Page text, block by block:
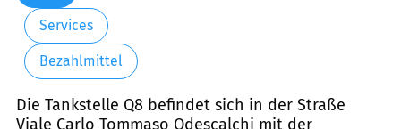
Services
Bezahlmittel
Die Tankstelle Q8 befindet sich in der Straße
Viale Carlo Tommaso Odescalchi mit der